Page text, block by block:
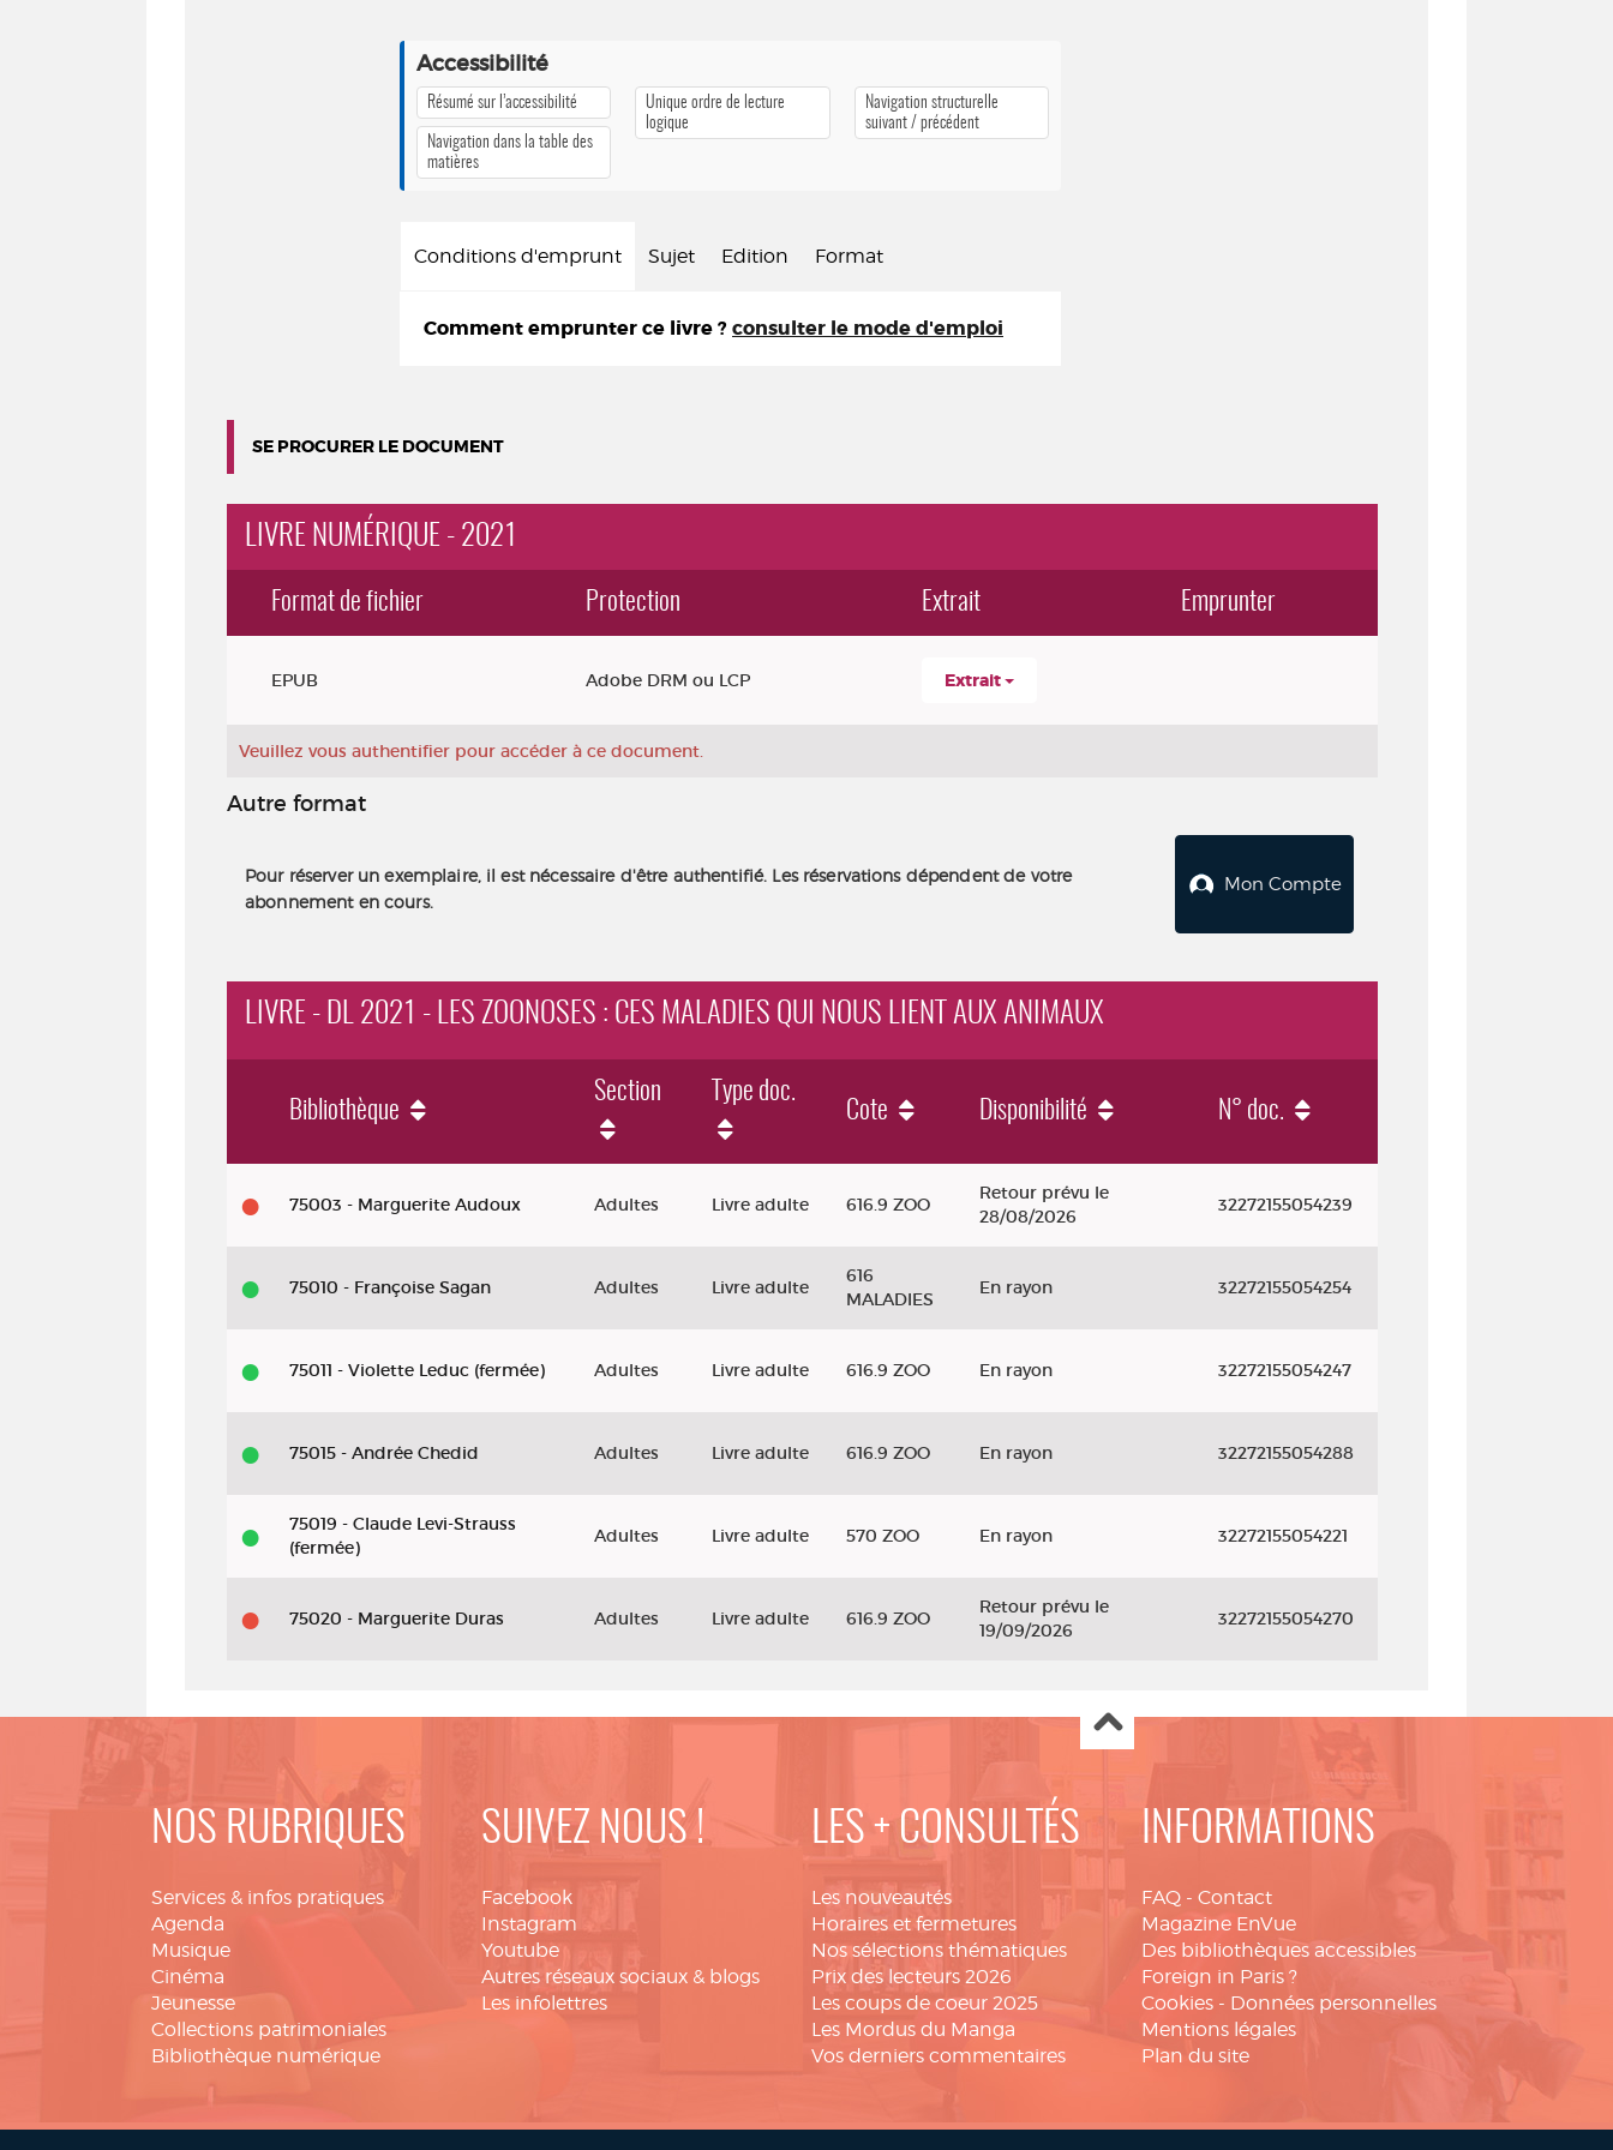
Accessibilité
Résumé sur l’accessibilité
Navigation dans la table des
matières
Unique ordre de lecture
logique
Navigation structurelle
suivant / précédent
Conditions d'emprunt Sujet Edition Format
Comment emprunter ce livre ? consulter le mode d'emploi
SE PROCURER LE DOCUMENT
LIVRE NUMÉRIQUE - 2021
Format de fichier Protection Extrait Emprunter
EPUB Adobe DRM ou LCP Extrait
Veuillez vous authentifier pour accéder à ce document.
Autre format
Pour réserver un exemplaire, il est nécessaire d'être authentifié. Les réservations dépendent de votre
abonnement en cours.
Mon Compte
LIVRE - DL 2021 - LES ZOONOSES : CES MALADIES QUI NOUS LIENT AUX ANIMAUX
Bibliothèque
Section Type doc.
Cote Disponibilité N° doc.
75003 - Marguerite Audoux Adultes Livre adulte 616.9 ZOO
Retour prévu le
28/08/2026
32272155054239
75010 - Françoise Sagan Adultes Livre adulte
616
MALADIES
En rayon 32272155054254
75011 - Violette Leduc (fermée) Adultes Livre adulte 616.9 ZOO En rayon 32272155054247
75015 - Andrée Chedid Adultes Livre adulte 616.9 ZOO En rayon 32272155054288
75019 - Claude Levi-Strauss
(fermée)
Adultes Livre adulte 570 ZOO En rayon 32272155054221
75020 - Marguerite Duras Adultes Livre adulte 616.9 ZOO
Retour prévu le
19/09/2026
32272155054270
NOS RUBRIQUES
Services & infos pratiques
Agenda
Musique
Cinéma
Jeunesse
Collections patrimoniales
Bibliothèque numérique
SUIVEZ NOUS !
Facebook
Instagram
Youtube
Autres réseaux sociaux & blogs
Les infolettres
LES + CONSULTÉS
Les nouveautés
Horaires et fermetures
Nos sélections thématiques
Prix des lecteurs 2026
Les coups de coeur 2025
Les Mordus du Manga
Vos derniers commentaires
INFORMATIONS
FAQ - Contact
Magazine EnVue
Des bibliothèques accessibles
Foreign in Paris ?
Cookies - Données personnelles
Mentions légales
Plan du site